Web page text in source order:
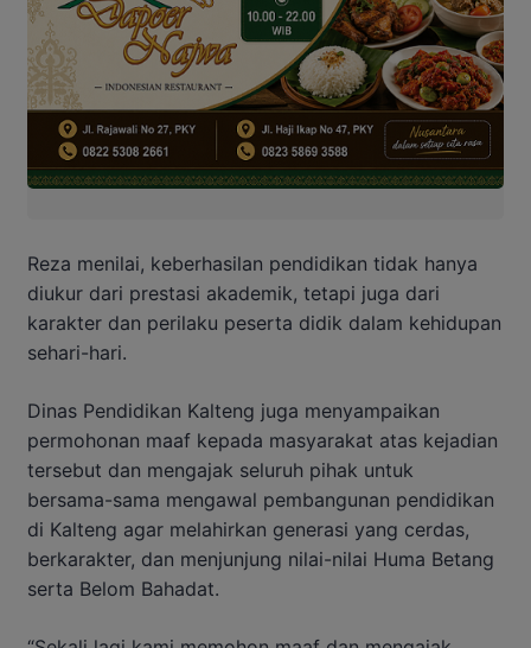
Reza menilai, keberhasilan pendidikan tidak hanya
diukur dari prestasi akademik, tetapi juga dari
karakter dan perilaku peserta didik dalam kehidupan
sehari-hari.
Dinas Pendidikan Kalteng juga menyampaikan
permohonan maaf kepada masyarakat atas kejadian
tersebut dan mengajak seluruh pihak untuk
bersama-sama mengawal pembangunan pendidikan
di Kalteng agar melahirkan generasi yang cerdas,
berkarakter, dan menjunjung nilai-nilai Huma Betang
serta Belom Bahadat.